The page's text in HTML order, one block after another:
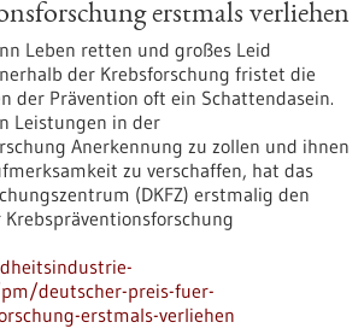
erstmals verliehen
Leben retten und großes Leid
der Krebsforschung fristet die
der Prävention oft ein Schattendasein.
Leistungen in der
Anerkennung zu zollen und ihnen
zu verschaffen, hat das
(DKFZ) erstmalig den
deutscher-preis-fuer-
erstmals-verliehen